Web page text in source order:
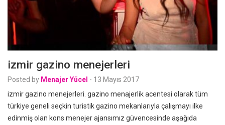
izmir gazino menejerleri
Posted by Menajer Yücel - 13 Mayıs 2017
izmir gazino menejerleri. gazino menajerlik acentesi olarak tüm
türkiye geneli seçkin turistik gazino mekanlarıyla çalışmayı ilke
edinmiş olan kons menejer ajansımız güvencesinde aşağıda